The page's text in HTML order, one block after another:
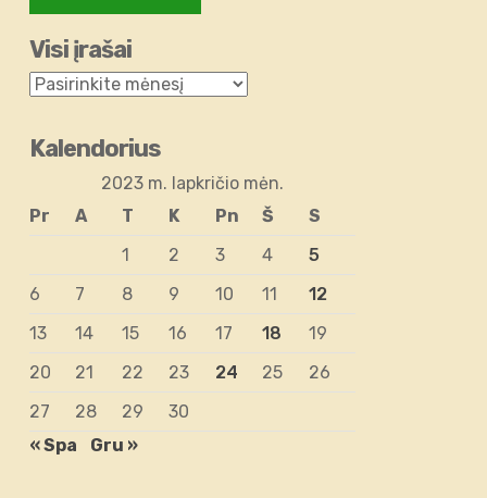
Visi įrašai
Kalendorius
2023 m. lapkričio mėn.
Pr
A T K Pn Š
S
1
2 3 4
5
6
7 8 9 10 11
12
13
14 15 16 17 18
19
20
21 22 23 24 25
26
27
28 29
30
« Spa
Gru »